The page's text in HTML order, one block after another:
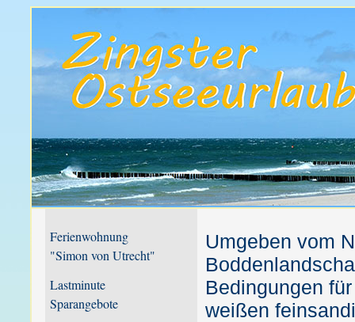
Ferienwohnung
"Simon von Utrecht"
Lastminute
Sparangebote
Umgeben vom
Bedingungen
weißen